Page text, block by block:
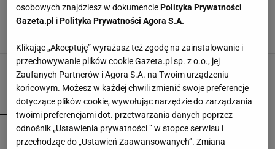
Madonna zapozowała z szóstką swoich dzieci.
Niezwykły portret rodzinny
POPULARNE NAJNOWSZE
Pitt chce zajrzeć do finansów Jolie. Walka o
Château Miraval trwa
osobowych znajdziesz w dokumenciePolityka Prywatności
Gazeta.pl iPolityka Prywatności Agora S.A.
Klikając „Akceptuję” wyrażasz też zgodę na zainstalowanie i
przechowywanie plików cookie Gazeta.pl sp. z o.o., jej
Zaufanych Partnerów i Agora S.A. na Twoim urządzeniu
końcowym. Możesz w każdej chwili zmienić swoje preferencje
dotyczące plików cookie, wywołując narzędzie do zarządzania
twoimi preferencjami dot. przetwarzania danych poprzez
odnośnik „Ustawienia prywatności ” w stopce serwisu i
przechodząc do „Ustawień Zaawansowanych”. Zmiana